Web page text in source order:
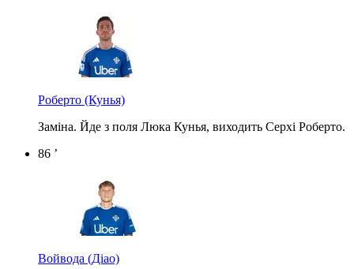
Роберто (Кунья)
Заміна. Йде з поля Люка Кунья, виходить Серхі Роберто.
86 ’
Войвода (Діао)